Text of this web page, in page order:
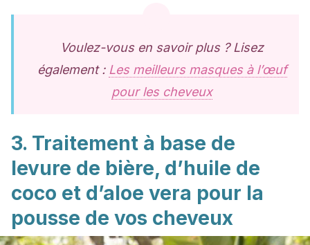
Voulez-vous en savoir plus ? Lisez
également : Les meilleurs masques à l’œuf
pour les cheveux
3. Traitement à base de
levure de bière, d’huile de
coco et d’aloe vera pour la
pousse de vos cheveux